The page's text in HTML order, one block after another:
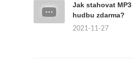
Jak stahovat MP3
hudbu zdarma?
2021-11-27